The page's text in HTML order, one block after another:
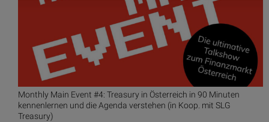
Monthly Main Event #4: Treasury in Österreich in 90 Minuten
kennenlernen und die Agenda verstehen (in Koop. mit SLG
Treasury)